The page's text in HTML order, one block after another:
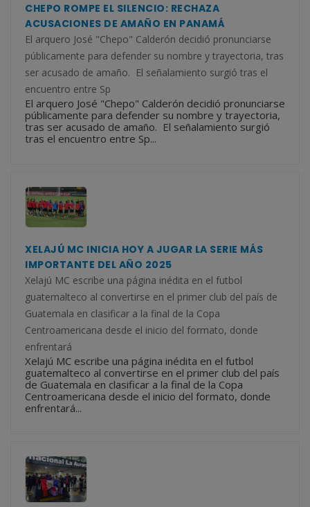
CHEPO ROMPE EL SILENCIO: RECHAZA
ACUSACIONES DE AMAÑO EN PANAMÁ
El arquero José "Chepo" Calderón decidió pronunciarse
públicamente para defender su nombre y trayectoria, tras
ser acusado de amaño. El señalamiento surgió tras el
encuentro entre Sp
El arquero José "Chepo" Calderón decidió pronunciarse
públicamente para defender su nombre y trayectoria,
tras ser acusado de amaño. El señalamiento surgió
tras el encuentro entre Sp...
XELAJÚ MC INICIA HOY A JUGAR LA SERIE MÁS
IMPORTANTE DEL AÑO 2025
Xelajú MC escribe una página inédita en el futbol
guatemalteco al convertirse en el primer club del país de
Guatemala en clasificar a la final de la Copa
Centroamericana desde el inicio del formato, donde
enfrentará
Xelajú MC escribe una página inédita en el futbol
guatemalteco al convertirse en el primer club del país
de Guatemala en clasificar a la final de la Copa
Centroamericana desde el inicio del formato, donde
enfrentará...